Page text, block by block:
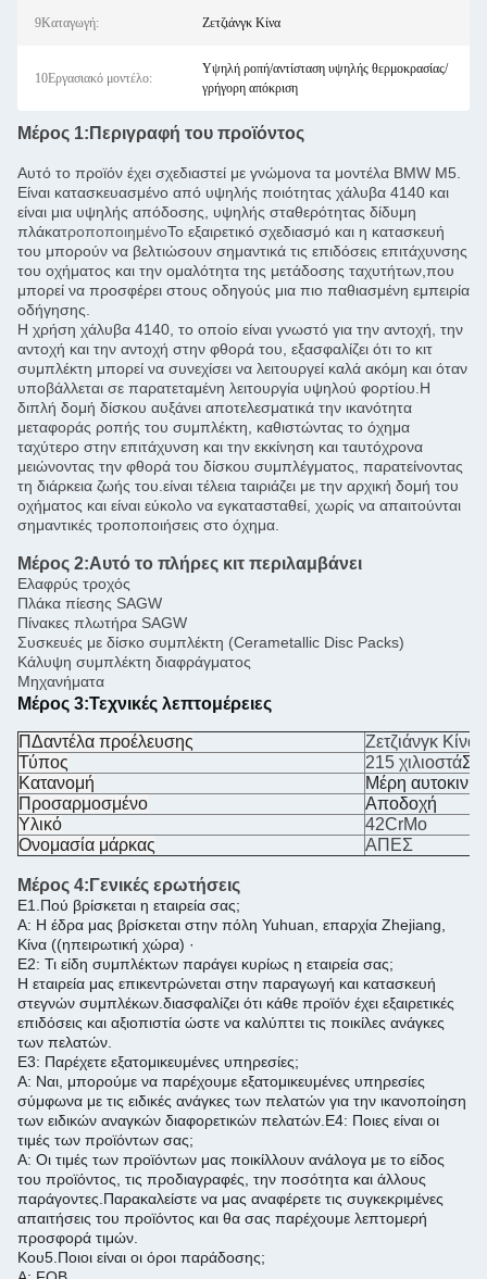
9Καταγωγή: Ζετζιάνγκ Κίνα
10Εργασιακό μοντέλο:
Υψηλή ροπή/αντίσταση υψηλής θερμοκρασίας/
γρήγορη απόκριση
Μέρος 1: Περιγραφή του προϊόντος
Αυτό το προϊόν έχει σχεδιαστεί με γνώμονα τα μοντέλα BMW M5.
Είναι κατασκευασμένο από υψηλής ποιότητας χάλυβα 4140 και
είναι μια υψηλής απόδοσης, υψηλής σταθερότητας δίδυμη
πλάκατροποποιημένοΤο εξαιρετικό σχεδιασμό και η κατασκευή
του μπορούν να βελτιώσουν σημαντικά τις επιδόσεις επιτάχυνσης
του οχήματος και την ομαλότητα της μετάδοσης ταχυτήτων,που
μπορεί να προσφέρει στους οδηγούς μια πιο παθιασμένη εμπειρία
οδήγησης.
Η χρήση χάλυβα 4140, το οποίο είναι γνωστό για την αντοχή, την
αντοχή και την αντοχή στην φθορά του, εξασφαλίζει ότι το κιτ
συμπλέκτη μπορεί να συνεχίσει να λειτουργεί καλά ακόμη και όταν
υποβάλλεται σε παρατεταμένη λειτουργία υψηλού φορτίου.Η
διπλή δομή δίσκου αυξάνει αποτελεσματικά την ικανότητα
μεταφοράς ροπής του συμπλέκτη, καθιστώντας το όχημα
ταχύτερο στην επιτάχυνση και την εκκίνηση και ταυτόχρονα
μειώνοντας την φθορά του δίσκου συμπλέγματος, παρατείνοντας
τη διάρκεια ζωής του.είναι τέλεια ταιριάζει με την αρχική δομή του
οχήματος και είναι εύκολο να εγκατασταθεί, χωρίς να απαιτούνται
σημαντικές τροποποιήσεις στο όχημα.
Μέρος 2:Αυτό το πλήρες κιτ περιλαμβάνει
Ελαφρύς τροχός
Πλάκα πίεσης SAGW
Πίνακες πλωτήρα SAGW
Συσκευές με δίσκο συμπλέκτη (Cerametallic Disc Packs)
Κάλυψη συμπλέκτη διαφράγματος
Μηχανήματα
Μέρος 3:Τεχνικές λεπτομέρειες
ΠΔαντέλα προέλευσης
Ζετζιάνγκ Κίνα
Τύπος
215 χιλιοστά
Κατανομή
Μέρη
Προσαρμοσμένο
Αποδοχή
Υλικό
42CrMo
Ονομασία μάρκας
ΑΠΕΣ
Μέρος 4: Γενικές ερωτήσεις
Ε1.Πού βρίσκεται η εταιρεία σας;
Α: Η έδρα μας βρίσκεται στην πόλη Yuhuan, επαρχία Zhejiang,
Κίνα ((ηπειρωτική χώρα) ·
Ε2: Τι είδη συμπλέκτων παράγει κυρίως η εταιρεία σας;
Η εταιρεία μας επικεντρώνεται στην παραγωγή και κατασκευή
στεγνών συμπλέκων.διασφαλίζει ότι κάθε προϊόν έχει εξαιρετικές
επιδόσεις και αξιοπιστία ώστε να καλύπτει τις ποικίλες ανάγκες
των πελατών.
Ε3: Παρέχετε εξατομικευμένες υπηρεσίες;
Α: Ναι, μπορούμε να παρέχουμε εξατομικευμένες υπηρεσίες
σύμφωνα με τις ειδικές ανάγκες των πελατών για την ικανοποίηση
των ειδικών αναγκών διαφορετικών πελατών. Ε4: Ποιες είναι οι
τιμές των προϊόντων σας;
Α: Οι τιμές των προϊόντων μας ποικίλλουν ανάλογα με το είδος
του προϊόντος, τις προδιαγραφές, την ποσότητα και άλλους
παράγοντες. Παρακαλείστε να μας αναφέρετε τις συγκεκριμένες
απαιτήσεις του προϊόντος και θα σας παρέχουμε λεπτομερή
προσφορά τιμών.
Κου5. Ποιοι είναι οι όροι παράδοσης;